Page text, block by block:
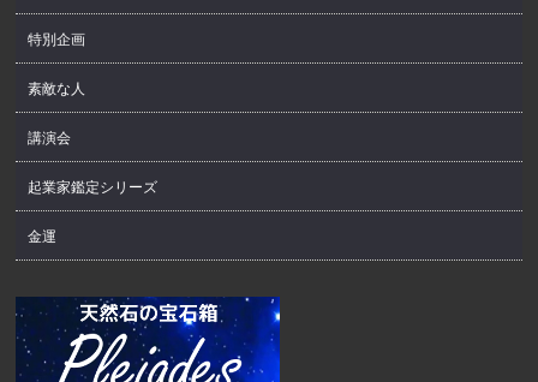
特別企画
素敵な人
講演会
起業家鑑定シリーズ
金運